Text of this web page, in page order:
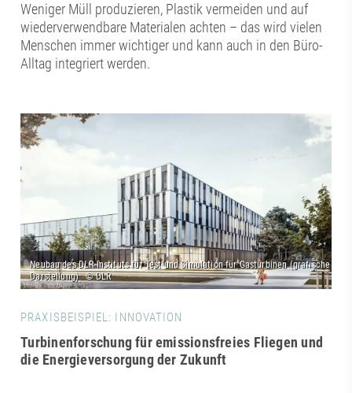
Weniger Müll produzieren, Plastik vermeiden und auf
wiederverwendbare Materialen achten – das wird vielen
Menschen immer wichtiger und kann auch in den Büro-
Alltag integriert werden.
PRAXISBEISPIEL: INNOVATION
Turbinenforschung für emissionsfreies Fliegen und
die Energieversorgung der Zukunft